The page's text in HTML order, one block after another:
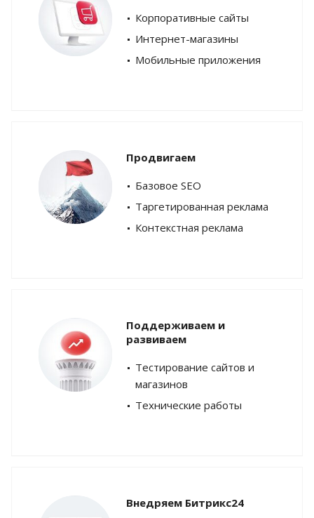
Корпоративные сайты
Интернет-магазины
Мобильные приложения
Продвигаем
Базовое SEO
Таргетированная реклама
Контекстная реклама
Поддерживаем и
развиваем
Тестирование сайтов и
магазинов
Технические работы
Внедряем Битрикс24